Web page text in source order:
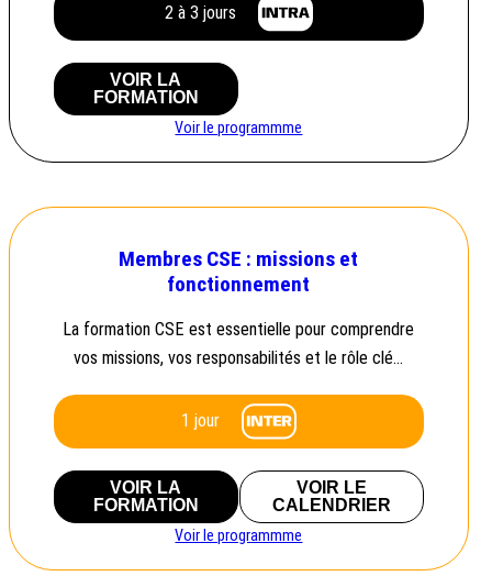
2 à 3 jours
VOIR LA
FORMATION
Voir le programmme
Membres CSE : missions et
fonctionnement
La formation CSE est essentielle pour comprendre
vos missions, vos responsabilités et le rôle clé…
1 jour
VOIR LA
FORMATION
VOIR LE
CALENDRIER
Voir le programmme